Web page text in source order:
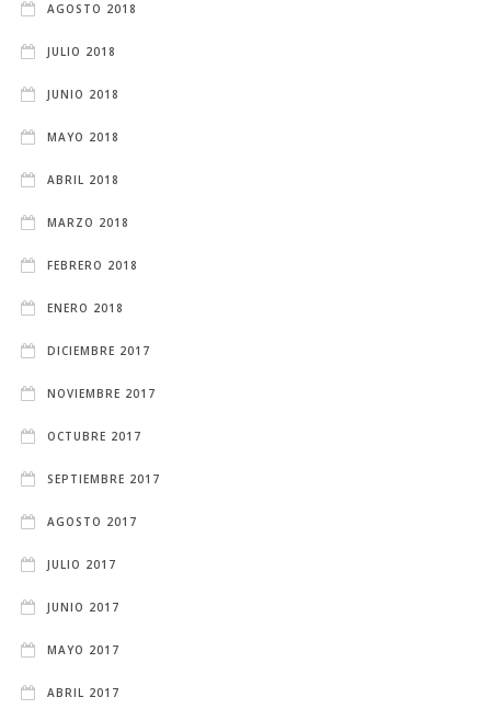
AGOSTO 2018
JULIO 2018
JUNIO 2018
MAYO 2018
ABRIL 2018
MARZO 2018
FEBRERO 2018
ENERO 2018
DICIEMBRE 2017
NOVIEMBRE 2017
OCTUBRE 2017
SEPTIEMBRE 2017
AGOSTO 2017
JULIO 2017
JUNIO 2017
MAYO 2017
ABRIL 2017